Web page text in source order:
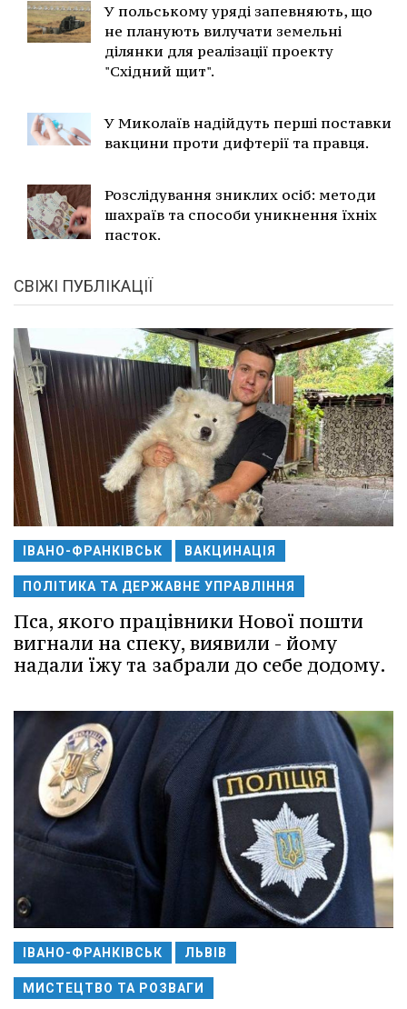
У польському уряді запевняють, що
не планують вилучати земельні
ділянки для реалізації проекту
"Східний щит".
У Миколаїв надійдуть перші поставки
вакцини проти дифтерії та правця.
Розслідування зниклих осіб: методи
шахраїв та способи уникнення їхніх
пасток.
СВІЖІ ПУБЛІКАЦІЇ
ІВАНО-ФРАНКІВСЬК ВАКЦИНАЦІЯ
ПОЛІТИКА ТА ДЕРЖАВНЕ УПРАВЛІННЯ
Пса, якого працівники Нової пошти
вигнали на спеку, виявили - йому
надали їжу та забрали до себе додому.
ІВАНО-ФРАНКІВСЬК ЛЬВІВ
МИСТЕЦТВО ТА РОЗВАГИ